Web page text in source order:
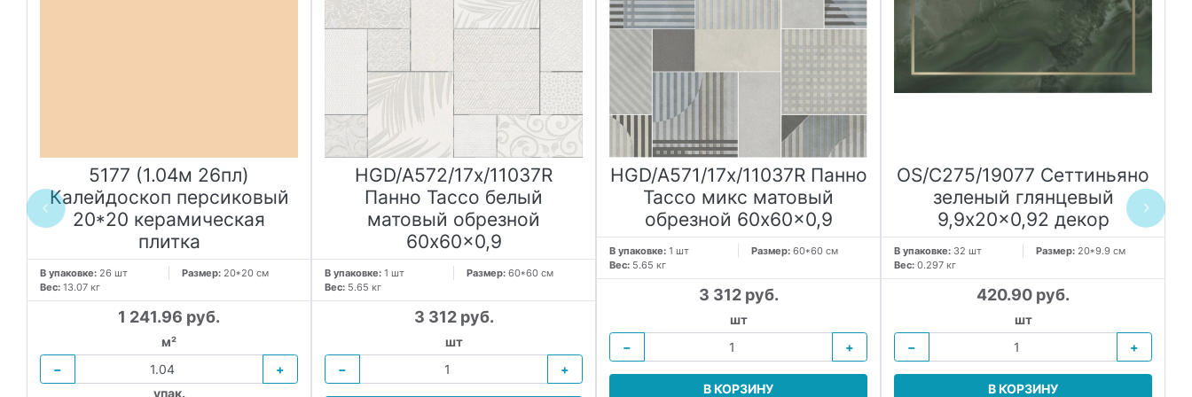
5177 (1.04м 26пл)
Калейдоскоп персиковый
20*20 керамическая
плитка
В упаковке: 26 шт Размер: 20*20 см
Вес: 13.07 кг
1 241.96 руб.
м²
−
+
упак.
HGD/A572/17x/11037R
Панно Тассо белый
матовый обрезной
60x60x0,9
В упаковке: 1 шт Размер: 60*60 см
Вес: 5.65 кг
3 312 руб.
шт
−
+
HGD/A571/17x/11037R Панно
Тассо микс матовый
обрезной 60x60x0,9
В упаковке: 1 шт Размер: 60*60 см
Вес: 5.65 кг
3 312 руб.
шт
−
+
В КОРЗИНУ
OS/C275/19077 Сеттиньяно
зеленый глянцевый
9,9x20x0,92 декор
В упаковке: 32 шт Размер: 20*9.9 см
Вес: 0.297 кг
420.90 руб.
шт
−
+
В КОРЗИНУ